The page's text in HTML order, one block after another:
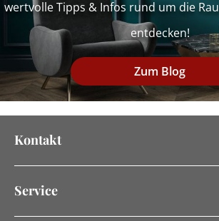
wertvolle Tipps & Infos rund um die
entdecken!
Zum Blog
Kontakt
Service